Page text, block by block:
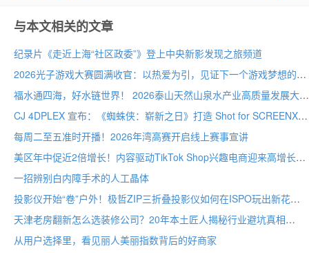
与本文相关的文章
纪录片《走近上海“社区政委”》登上中央新影发现之旅频道
2026光子游戏大赛圆满收官：以热爱为引，见证下一个游戏梦想的诞生
福水通四海，好水链世界！ 2026泰山天然山泉水产业高质量发展大会圆满举行
CJ 4DPLEX 宣布：《蜘蛛侠：崭新之日》打造 Shot for SCREENX 专属版本
每周二至五准时开播！2026年湾高赛开启线上赛事宣讲
美区年中促近2倍增长！内容驱动TikTok Shop兴趣电商迎来高增长
一招辨别白内障手术的人工晶体
投影仪开始“卷”户外！极哲ZIP三折叠投影仪如何在ISPO玩出新花样？
天津老房翻新怎么选装修公司？20年本土匠人揭秘行业避坑真相
从用户选择里，看见丽人美丽指数背后的好商家